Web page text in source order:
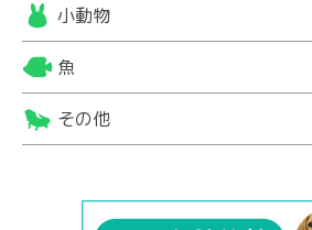
小動物
魚
その他